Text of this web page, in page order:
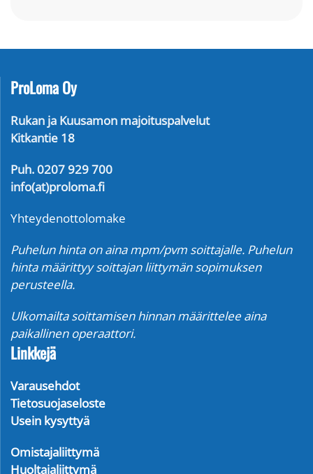
ProLoma Oy
Rukan ja Kuusamon majoituspalvelut
Kitkantie 18
Puh. 0207 929 700
info(at)proloma.fi
Yhteydenottolomake
Puhelun hinta on aina mpm/pvm soittajalle. Puhelun
hinta määrittyy soittajan liittymän sopimuksen
perusteella.
Ulkomailta soittamisen hinnan määrittelee aina
paikallinen operaattori.
Linkkejä
Varausehdot
Tietosuojaseloste
Usein kysyttyä
Omistajaliittymä
Huoltajaliittymä